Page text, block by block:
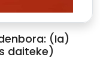
(Ia)
daiteke)